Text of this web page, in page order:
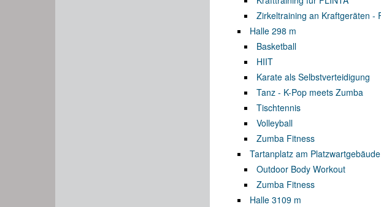
Zirkeltraining an Kraftgeräten -
Halle 298 m
Basketball
HIIT
Karate als Selbstverteidigung
Tanz - K-Pop meets Zumba
Tischtennis
Volleyball
Zumba Fitness
Tartanplatz am Platzwartgebäude
Outdoor Body Workout
Zumba Fitness
Halle 3109 m